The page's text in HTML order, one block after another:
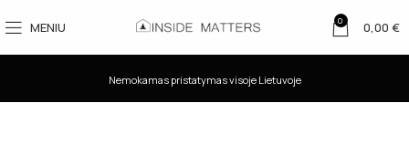
MENIU 0 0,00 €
Nemokamas pristatymas visoje Lietuvoje